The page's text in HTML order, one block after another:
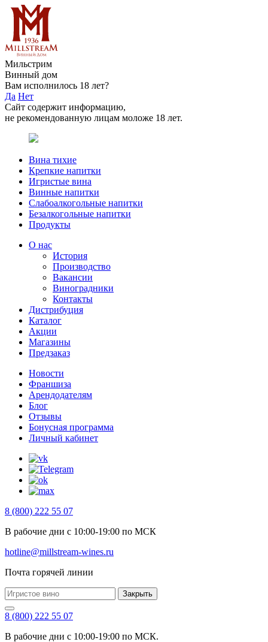
Мильстрим
Винный дом
Вам исполнилось 18 лет?
Да Нет
Сайт содержит информацию,
не рекомендованную лицам моложе 18 лет.
Вина тихие
Крепкие напитки
Игристые вина
Винные напитки
Слабоалкогольные напитки
Безалкогольные напитки
Продукты
О нас
История
Производство
Вакансии
Виноградники
Контакты
Дистрибуция
Каталог
Акции
Магазины
Предзаказ
Новости
Франшиза
Арендодателям
Блог
Отзывы
Бонусная программа
Личный кабинет
8 (800) 222 55 07
В рабочие дни с 10:00-19:00 по МСК
hotline@millstream-wines.ru
Почта горячей линии
Закрыть
8 (800) 222 55 07
В рабочие дни с 10:00-19:00 по МСК.